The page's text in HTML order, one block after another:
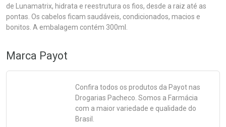
de Lunamatrix, hidrata e reestrutura os fios, desde a raiz até as
pontas. Os cabelos ficam saudáveis, condicionados, macios e
bonitos. A embalagem contém 300ml.
Marca Payot
Confira todos os produtos da Payotnas
Drogarias Pacheco. Somos a Farmácia
com a maior variedade e qualidade do
Brasil.